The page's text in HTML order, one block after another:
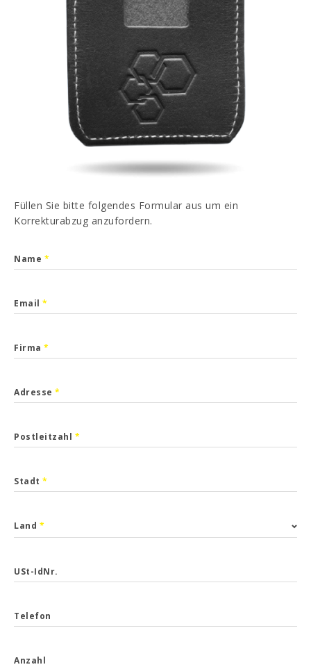
FR
Füllen Sie bitte folgendes Formular aus um ein
Korrekturabzug anzufordern.
Name *
Email *
Firma *
Adresse *
Postleitzahl *
Stadt *
Land *
USt-IdNr.
Telefon
Anzahl
Ich habe gelesen und akzeptiert Datenschutz-
Bestimmungen
SENDEN